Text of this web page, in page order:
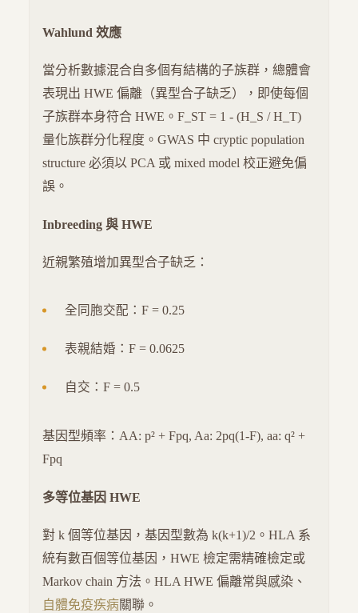
Wahlund 效應
當分析數據混合自多個有結構的子族群，總體會
表現出 HWE 偏離（異型合子缺乏），即使每個
子族群本身符合 HWE。F_ST = 1 - (H_S / H_T)
量化族群分化程度。GWAS 中 cryptic population
structure 必須以 PCA 或 mixed model 校正避免偏
誤。
Inbreeding 與 HWE
近親繁殖增加異型合子缺乏：
全同胞交配：F = 0.25
表親結婚：F = 0.0625
自交：F = 0.5
基因型頻率：AA: p² + Fpq, Aa: 2pq(1-F), aa: q² +
Fpq
多等位基因 HWE
對 k 個等位基因，基因型數為 k(k+1)/2。HLA 系
統有數百個等位基因，HWE 檢定需精確檢定或
Markov chain 方法。HLA HWE 偏離常與感染、
自體免疫疾病關聯。